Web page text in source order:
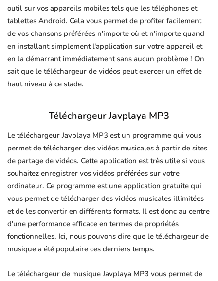
outil sur vos appareils mobiles tels que les téléphones et
tablettes Android. Cela vous permet de profiter facilement
de vos chansons préférées n'importe où et n'importe quand
en installant simplement l'application sur votre appareil et
en la démarrant immédiatement sans aucun problème ! On
sait que le téléchargeur de vidéos peut exercer un effet de
haut niveau à ce stade.
Téléchargeur Javplaya MP3
Le téléchargeur Javplaya MP3 est un programme qui vous
permet de télécharger des vidéos musicales à partir de sites
de partage de vidéos. Cette application est très utile si vous
souhaitez enregistrer vos vidéos préférées sur votre
ordinateur. Ce programme est une application gratuite qui
vous permet de télécharger des vidéos musicales illimitées
et de les convertir en différents formats. Il est donc au centre
d'une performance efficace en termes de propriétés
fonctionnelles. Ici, nous pouvons dire que le téléchargeur de
musique a été populaire ces derniers temps.
Le téléchargeur de musique Javplaya MP3 vous permet de